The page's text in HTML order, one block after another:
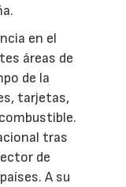
en el
áreas de
de la
tarjetas,
tras
de
A su